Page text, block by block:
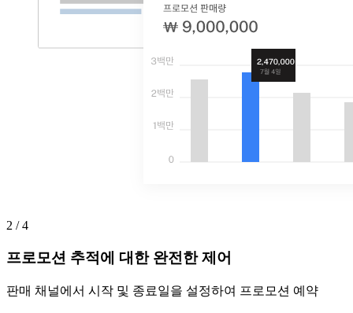
2 / 4
프로모션 추적에 대한 완전한 제어
판매 채널에서 시작 및 종료일을 설정하여 프로모션 예약